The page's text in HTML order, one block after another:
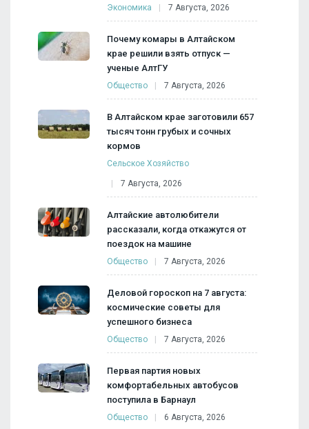
Экономика 7 Августа, 2026
Почему комары в Алтайском
крае решили взять отпуск —
ученые АлтГУ
Общество 7 Августа, 2026
В Алтайском крае заготовили 657
тысяч тонн грубых и сочных
кормов
Сельское Хозяйство
7 Августа, 2026
Алтайские автолюбители
рассказали, когда откажутся от
поездок на машине
Общество 7 Августа, 2026
Деловой гороскоп на 7 августа:
космические советы для
успешного бизнеса
Общество 7 Августа, 2026
Первая партия новых
комфортабельных автобусов
поступила в Барнаул
Общество 6 Августа, 2026